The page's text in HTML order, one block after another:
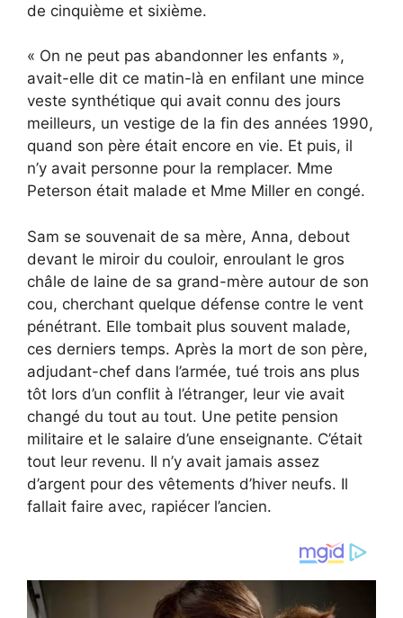
de cinquième et sixième.
« On ne peut pas abandonner les enfants »,
avait-elle dit ce matin-là en enfilant une mince
veste synthétique qui avait connu des jours
meilleurs, un vestige de la fin des années 1990,
quand son père était encore en vie. Et puis, il
n’y avait personne pour la remplacer. Mme
Peterson était malade et Mme Miller en congé.
Sam se souvenait de sa mère, Anna, debout
devant le miroir du couloir, enroulant le gros
châle de laine de sa grand-mère autour de son
cou, cherchant quelque défense contre le vent
pénétrant. Elle tombait plus souvent malade,
ces derniers temps. Après la mort de son père,
adjudant-chef dans l’armée, tué trois ans plus
tôt lors d’un conflit à l’étranger, leur vie avait
changé du tout au tout. Une petite pension
militaire et le salaire d’une enseignante. C’était
tout leur revenu. Il n’y avait jamais assez
d’argent pour des vêtements d’hiver neufs. Il
fallait faire avec, rapiécer l’ancien.